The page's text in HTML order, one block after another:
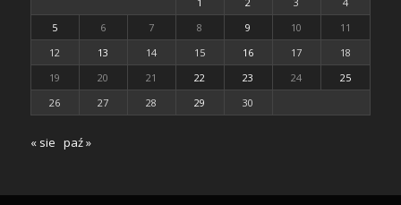
5
6 7 8 9 10
11
12
13 14 15 16 17
18
19
20 21 22 23 24
25
26
27 28 29 30
« sie paź »